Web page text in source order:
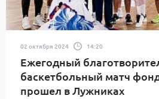
02 октября 2024 14:20
Ежегодный
баскетбольный матч
прошел в Лужниках